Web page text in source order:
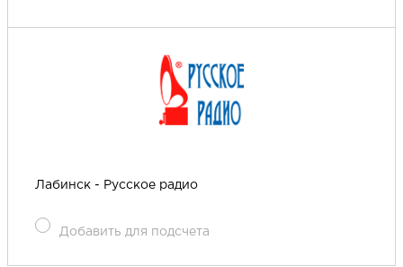
Лабинск - Русское радио
Добавить для подсчета